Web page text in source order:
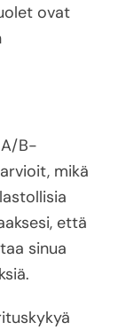
ovat
B-
mikä
että
sinua